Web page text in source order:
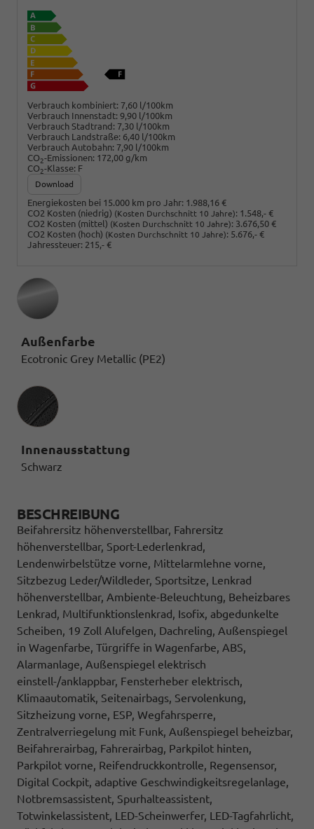
Verbrauch kombiniert: 7,60 l/100km
Verbrauch Innenstadt: 9,90 l/100km
Verbrauch Stadtrand: 7,30 l/100km
Verbrauch Landstraße: 6,40 l/100km
Verbrauch Autobahn: 7,90 l/100km
CO2-Emissionen: 172,00 g/km
CO2-Klasse: F
Download
Energiekosten bei 15.000 km pro Jahr: 1.988,16 €
CO2 Kosten (niedrig) (Kosten Durchschnitt 10 Jahre): 1.548,- €
CO2 Kosten (mittel) (Kosten Durchschnitt 10 Jahre): 3.676,50 €
CO2 Kosten (hoch) (Kosten Durchschnitt 10 Jahre): 5.676,- €
Jahressteuer: 215,- €
Außenfarbe
Ecotronic Grey Metallic (PE2)
Innenausstattung
Innenausstattung
Schwarz
BESCHREIBUNG
Beifahrersitz höhenverstellbar, Fahrersitz
höhenverstellbar, Sport-Lederlenkrad,
Lendenwirbelstütze vorne, Mittelarmlehne vorne,
Sitzbezug Leder/Wildleder, Sportsitze, Lenkrad
höhenverstellbar, Ambiente-Beleuchtung, Beheizbares
Lenkrad, Multifunktionslenkrad, Isofix, abgedunkelte
Scheiben, 19 Zoll Alufelgen, Dachreling, Außenspiegel
in Wagenfarbe, Türgriffe in Wagenfarbe, ABS,
Alarmanlage, Außenspiegel elektrisch
einstell-/anklappbar, Fensterheber elektrisch,
Klimaautomatik, Seitenairbags, Servolenkung,
Sitzheizung vorne, ESP, Wegfahrsperre,
Zentralverriegelung mit Funk, Außenspiegel beheizbar,
Beifahrerairbag, Fahrerairbag, Parkpilot hinten,
Parkpilot vorne, Reifendruckkontrolle, Regensensor,
Digital Cockpit, adaptive Geschwindigkeitsregelanlage,
Notbremsassistent, Spurhalteassistent,
Totwinkelassistent, LED-Scheinwerfer, LED-Tagfahrlicht,